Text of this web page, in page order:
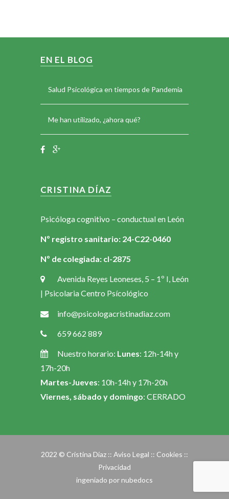
EN EL BLOG
Salud Psicológica en tiempos de Pandemia
Me han utilizado, ¿ahora qué?
CRISTINA DÍAZ
Psicóloga cognitivo – conductual en León
Nº registro sanitario: 24-C22-0460
Nº de colegiada: cl-2875
Avenida Reyes Leoneses, 5 – 1º I, León
| Psicolaria Centro Psícológico
info@psicologacristinadiaz.com
659 662 889
Nuestro horario: Lunes: 12h-14h y
17h-20h
Martes-Jueves: 10h-14h y 17h-20h
Viernes, sábado y domingo: CERRADO
2022 © Cristina Díaz :: Aviso Legal :: Cookies ::
Privacidad
ingeniado pornubedocs